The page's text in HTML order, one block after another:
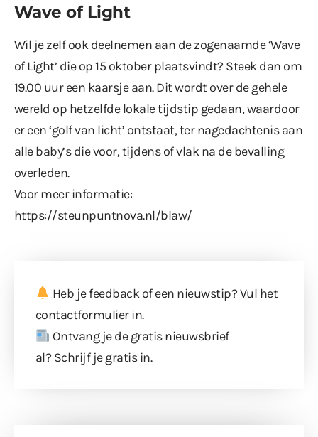
Wave of Light
Wil je zelf ook deelnemen aan de zogenaamde ‘Wave
of Light’ die op 15 oktober plaatsvindt? Steek dan om
19.00 uur een kaarsje aan. Dit wordt over de gehele
wereld op hetzelfde lokale tijdstip gedaan, waardoor
er een ‘golf van licht’ ontstaat, ter nagedachtenis aan
alle baby’s die voor, tijdens of vlak na de bevalling
overleden.
Voor meer informatie:
https://steunpuntnova.nl/blaw/
Heb je feedback of een nieuwstip? Vul het
contactformulierin.
Ontvang je de gratis nieuwsbrief
al? Schrijf je gratis in.